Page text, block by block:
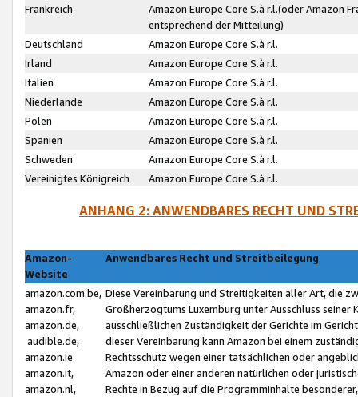
Frankreich
Amazon Europe Core S.à r.l.(oder Amazon
entsprechend der Mitteilung)
Deutschland
Amazon Europe Core S.à r.l.
Irland
Amazon Europe Core S.à r.l.
Italien
Amazon Europe Core S.à r.l.
Niederlande
Amazon Europe Core S.à r.l.
Polen
Amazon Europe Core S.à r.l.
Spanien
Amazon Europe Core S.à r.l.
Schweden
Amazon Europe Core S.à r.l.
Vereinigtes Königreich
Amazon Europe Core S.à r.l.
ANHANG 2: ANWENDBARES RECHT UND
Amazon-
Website
Anwendbares Recht und Streitbeilegung
amazon.com.be,
amazon.fr,
amazon.de,
audible.de,
amazon.ie
amazon.it,
amazon.nl,
Diese Vereinbarung und Streitigkeiten aller Art, die
Großherzogtums Luxemburg unter Ausschluss
ausschließlichen Zuständigkeit der Gerichte im
dieser Vereinbarung kann Amazon bei einem
Rechtsschutz wegen einer tatsächlichen oder
Amazon oder einer anderen natürlichen oder
Rechte in Bezug auf die Programminhalte